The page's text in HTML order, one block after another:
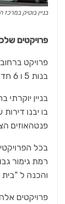
בניין בוטיק
פרויקטים
פרויקט
בנות 5 ו 6 חדרים, דירות גן, ופנטהאוז עם גג ענק.
בניין
פנטהאוזים
בכל
רמת גימור
והכנה ל
פרויקטים